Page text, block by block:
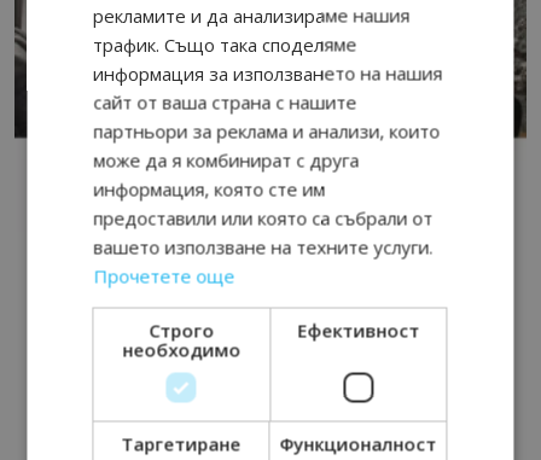
рекламите и да анализираме нашия
трафик. Също така споделяме
информация за използването на нашия
сайт от ваша страна с нашите
партньори за реклама и анализи, които
може да я комбинират с друга
информация, която сте им
предоставили или която са събрали от
вашето използване на техните услуги.
Прочетете още
Строго
необходимо
Ефективност
Таргетиране Функционалност